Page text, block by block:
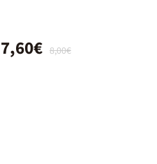
8,00€
7,60€